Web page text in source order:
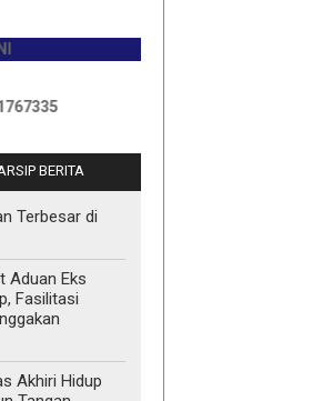
BERITA
Terbesar di
Aduan Eks
Fasilitasi
Akhiri Hidup